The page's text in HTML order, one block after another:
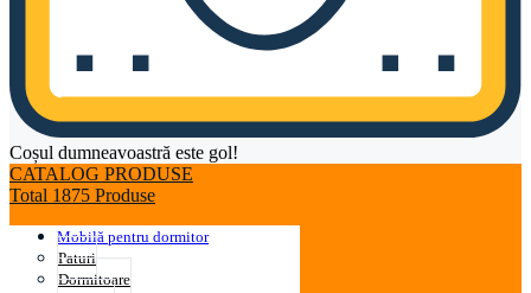
Coșul dumneavoastră este gol!
CATALOG PRODUSE
Total 1875 Produse
Mobilă pentru dormitor
Paturi
Dormitoare